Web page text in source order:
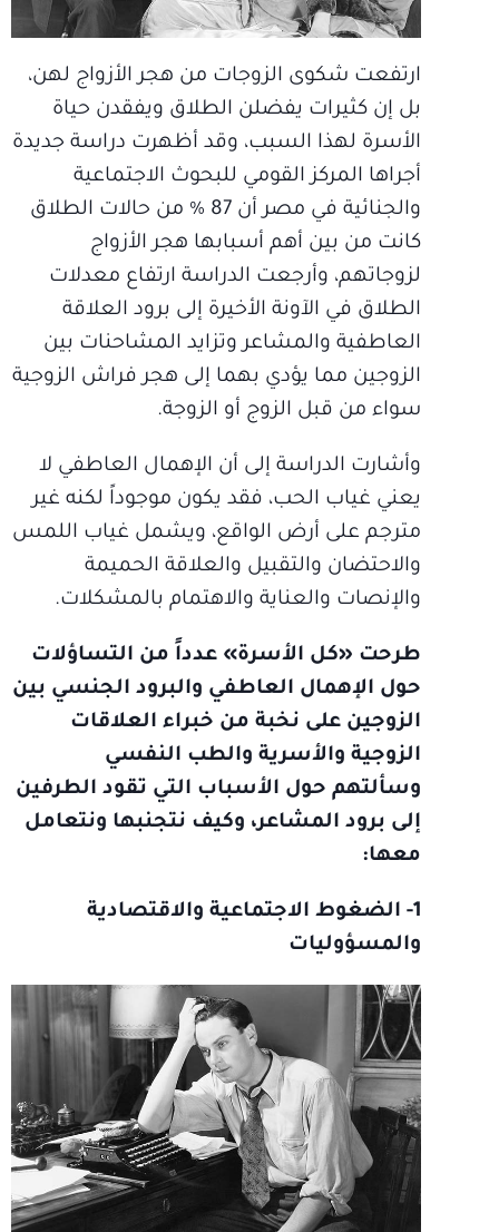
ارتفعت شكوى الزوجات من هجر الأزواج لهن،
بل إن كثيرات يفضلن الطلاق ويفقدن حياة
الأسرة لهذا السبب، وقد أظهرت دراسة جديدة
أجراها المركز القومي للبحوث الاجتماعية
والجنائية في مصر أن 87 % من حالات الطلاق
كانت من بين أهم أسبابها هجر الأزواج
لزوجاتهم، وأرجعت الدراسة ارتفاع معدلات
الطلاق في الآونة الأخيرة إلى برود العلاقة
العاطفية والمشاعر وتزايد المشاحنات بين
الزوجين مما يؤدي بهما إلى هجر فراش الزوجية
سواء من قبل الزوج أو الزوجة.
وأشارت الدراسة إلى أن الإهمال العاطفي لا
يعني غياب الحب، فقد يكون موجوداً لكنه غير
مترجم على أرض الواقع، ويشمل غياب اللمس
والاحتضان والتقبيل والعلاقة الحميمة
والإنصات والعناية والاهتمام بالمشكلات.
طرحت «كل الأسرة» عدداً من التساؤلات
حول الإهمال العاطفي والبرود الجنسي بين
الزوجين على نخبة من خبراء العلاقات
الزوجية والأسرية والطب النفسي
وسألتهم حول الأسباب التي تقود الطرفين
إلى برود المشاعر، وكيف نتجنبها ونتعامل
معها:
1- الضغوط الاجتماعية والاقتصادية
والمسؤوليات